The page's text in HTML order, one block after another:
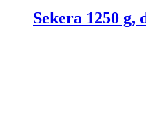
Sekera 1250 g,